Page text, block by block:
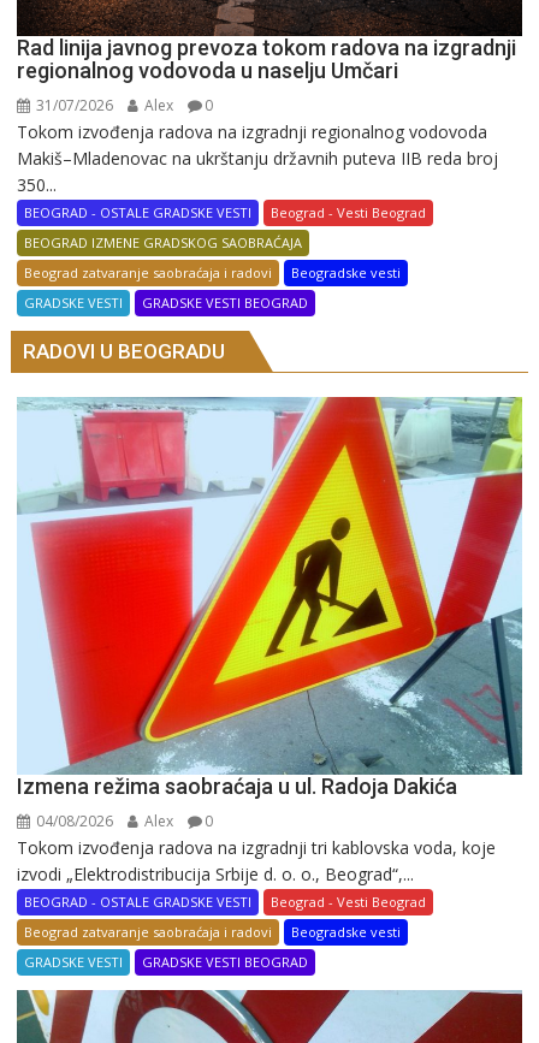
Rad linija javnog prevoza tokom radova na izgradnji
regionalnog vodovoda u naselju Umčari
31/07/2026 Alex 0
Tokom izvođenja radova na izgradnji regionalnog vodovoda
Makiš–Mladenovac na ukrštanju državnih puteva IIB reda broj
350...
BEOGRAD - OSTALE GRADSKE VESTI
Beograd - Vesti Beograd
BEOGRAD IZMENE GRADSKOG SAOBRAĆAJA
Beograd zatvaranje saobraćaja i radovi
Beogradske vesti
GRADSKE VESTI
GRADSKE VESTI BEOGRAD
RADOVI U BEOGRADU
Izmena režima saobraćaja u ul. Radoja Dakića
04/08/2026 Alex 0
Tokom izvođenja radova na izgradnji tri kablovska voda, koje
izvodi „Elektrodistribucija Srbije d. o. o., Beograd“,...
BEOGRAD - OSTALE GRADSKE VESTI
Beograd - Vesti Beograd
Beograd zatvaranje saobraćaja i radovi
Beogradske vesti
GRADSKE VESTI
GRADSKE VESTI BEOGRAD